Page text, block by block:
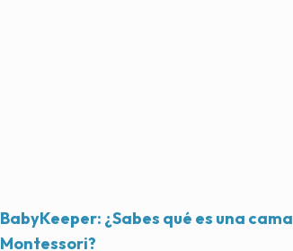
BabyKeeper: ¿Sabes qué es una cama
Montessori?